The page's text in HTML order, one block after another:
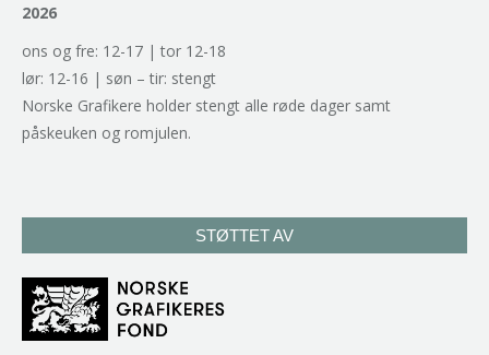
2026
ons og fre: 12-17 | tor 12-18
lør: 12-16 | søn – tir: stengt
Norske Grafikere holder stengt alle røde dager samt
påskeuken og romjulen.
STØTTET AV